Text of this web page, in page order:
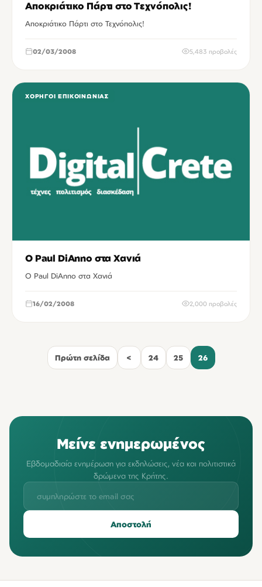
Αποκριάτικο Πάρτι στο Τεχνόπολις!
Αποκριάτικο Πάρτι στο Τεχνόπολις!
02/03/2008 5,483 προβολές
ΧΟΡΗΓΟΊ ΕΠΙΚΟΙΝΩΝΊΑΣ
Ο Paul DiAnno στα Χανιά
Ο Paul DiAnno στα Χανιά
16/02/2008 2,000 προβολές
Πρώτη σελίδα < 24 25 26
Μείνε ενημερωμένος
Εβδομαδιαία ενημέρωση για εκδηλώσεις, νέα και πολιτιστικά
δρώμενα της Κρήτης.
Αποστολή